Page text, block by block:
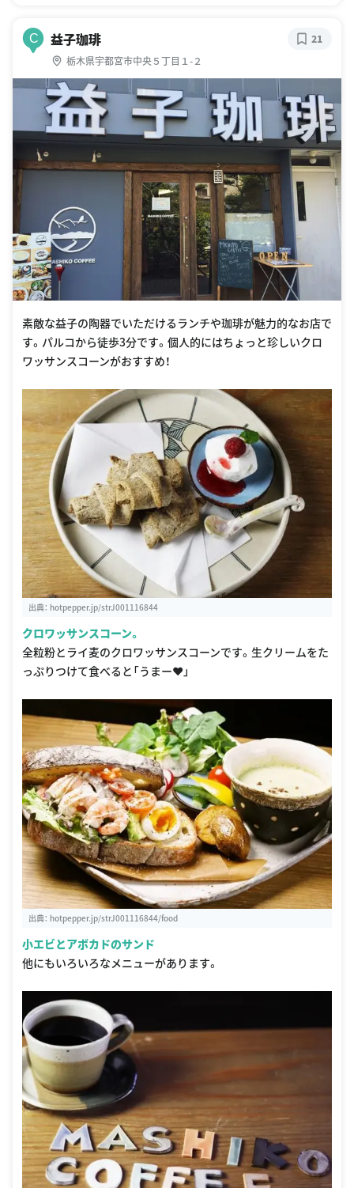
C 益子珈琲
栃木県宇都宮市中央５丁目１-２
21
素敵な益子の陶器でいただけるランチや珈琲が魅力的なお店で
す。パルコから徒歩3分です。個人的にはちょっと珍しいクロ
ワッサンスコーンがおすすめ！
出典： hotpepper.jp/strJ001116844
クロワッサンスコーン。
全粒粉とライ麦のクロワッサンスコーンです。生クリームをた
っぷりつけて食べると「うまー❤️」
出典： hotpepper.jp/strJ001116844/food
小エビとアボカドのサンド
他にもいろいろなメニューがあります。